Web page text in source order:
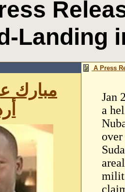
Landing
مبارك
A Press
Jan
a